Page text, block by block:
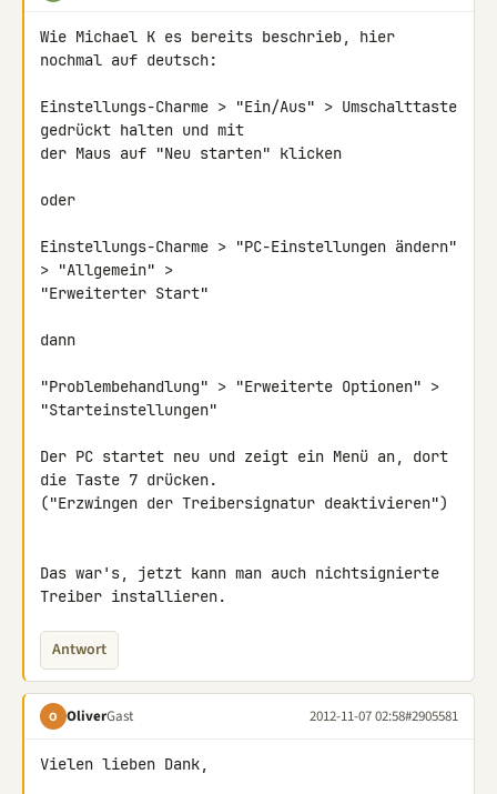
Wie Michael K es bereits beschrieb, hier
nochmal auf deutsch:
Einstellungs-Charme > "Ein/Aus" > Umschalttaste
gedrückt halten und mit
der Maus auf "Neu starten" klicken
oder
Einstellungs-Charme > "PC-Einstellungen ändern"
> "Allgemein" >
"Erweiterter Start"
dann
"Problembehandlung" > "Erweiterte Optionen" >
"Starteinstellungen"
Der PC startet neu und zeigt ein Menü an, dort
die Taste 7 drücken.
("Erzwingen der Treibersignatur deaktivieren")
Das war's, jetzt kann man auch nichtsignierte
Treiber installieren.
Antwort
O OliverGast 2012-11-07 02:58#2905581
Vielen lieben Dank,